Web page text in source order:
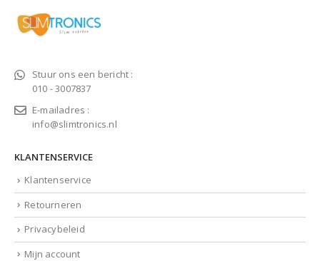
Stuur ons een bericht :
010 - 3007837
E-mailadres :
info@slimtronics.nl
KLANTENSERVICE
Klantenservice
Retourneren
Privacybeleid
Mijn account